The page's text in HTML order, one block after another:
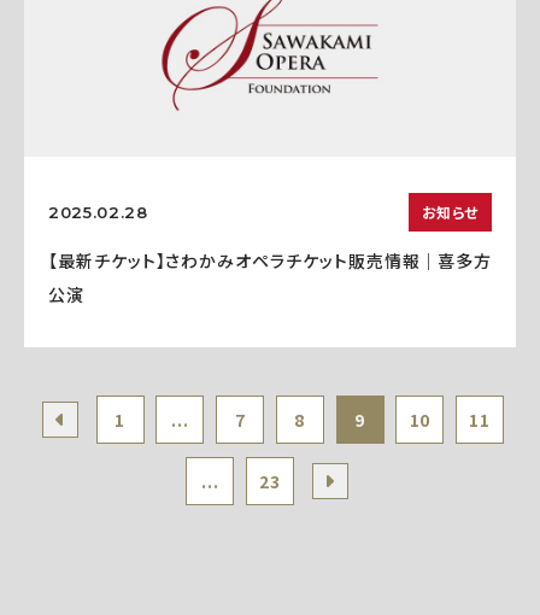
2025.02.28 お知らせ
【最新チケット】さわかみオペラチケット販売情報｜喜多方
公演
1 ... 7 8 9 10 11
... 23